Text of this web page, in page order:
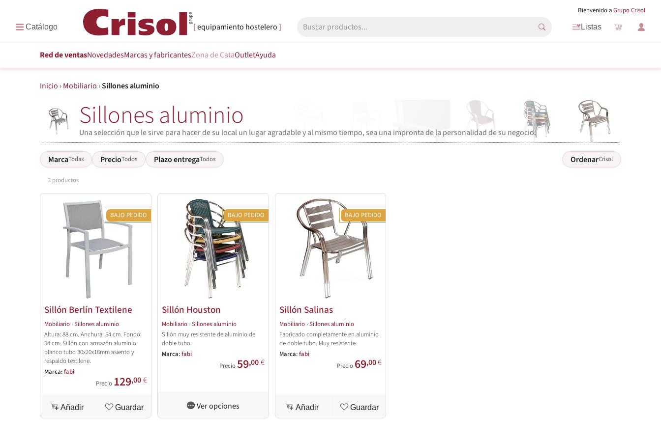
Bienvenido aGrupo Crisol
equipamiento hostelero Listas
Red de ventasNovedadesMarcasy fabricantesZona de CataOutletAyuda
Inicio ›Mobiliario ›Sillones aluminio
Sillones aluminio
Una selección que le sirve para hacer de su local un lugar agradable y al mismo tiempo, sea una impronta de la personalidad de su negocio.
MarcaTodas PrecioTodos Plazo entregaTodos OrdenarCrisol
3 productos
BAJO PEDIDO
Sillón Berlín Textilene
Mobiliario ›Sillones aluminio
Altura: 88 cm. Anchura: 54 cm. Fondo:
54 cm. Sillón con armazón aluminio
blanco tubo 30x20x18mm asiento y
respaldo textilene.
Marca:fabi
Precio 129,00€
Añadir Guardar
BAJO PEDIDO
Sillón Houston
Mobiliario ›Sillones aluminio
Sillón muy resistente de aluminio de
doble tubo.
Marca:fabi
Precio59,00€
Ver opciones
BAJO PEDIDO
Sillón Salinas
Mobiliario ›Sillones aluminio
Fabricado completamente en aluminio
de doble tubo. Muy resistente.
Marca:fabi
Precio 69,00€
Añadir Guardar